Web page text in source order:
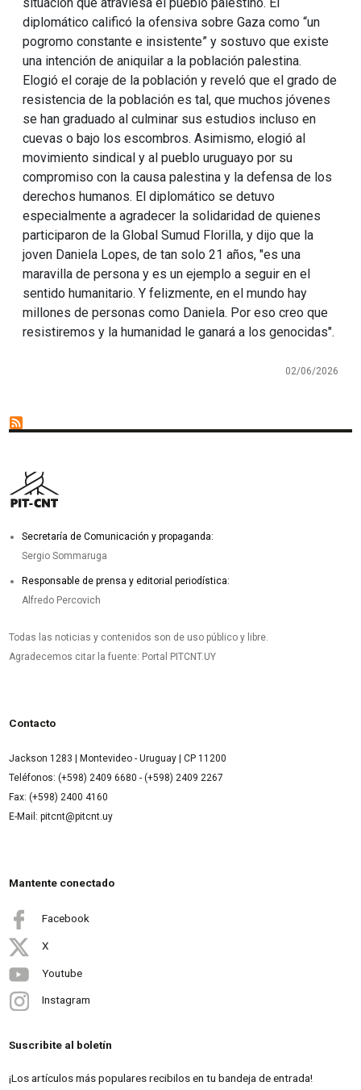
situación que atraviesa el pueblo palestino. El
diplomático calificó la ofensiva sobre Gaza como “un
pogromo constante e insistente” y sostuvo que existe
una intención de aniquilar a la población palestina.
Elogió el coraje de la población y reveló que el grado de
resistencia de la población es tal, que muchos jóvenes
se han graduado al culminar sus estudios incluso en
cuevas o bajo los escombros. Asimismo, elogió al
movimiento sindical y al pueblo uruguayo por su
compromiso con la causa palestina y la defensa de los
derechos humanos. El diplomático se detuvo
especialmente a agradecer la solidaridad de quienes
participaron de la Global Sumud Florilla, y dijo que la
joven Daniela Lopes, de tan solo 21 años, "es una
maravilla de persona y es un ejemplo a seguir en el
sentido humanitario. Y felizmente, en el mundo hay
millones de personas como Daniela. Por eso creo que
resistiremos y la humanidad le ganará a los genocidas".
02/06/2026
Secretaría de Comunicación y propaganda:
Sergio Sommaruga
Responsable de prensa y editorial periodística:
Alfredo Percovich
Todas las noticias y contenidos son de uso público y libre.
Agradecemos citar la fuente: Portal PITCNT.UY
Contacto
Jackson 1283 | Montevideo - Uruguay | CP 11200
Teléfonos: (+598) 2409 6680 - (+598) 2409 2267
Fax: (+598) 2400 4160
E-Mail: pitcnt@pitcnt.uy
Mantente conectado
Facebook
X
Youtube
Instagram
Suscribite al boletín
¡Los artículos más populares recibilos en tu bandeja de entrada!